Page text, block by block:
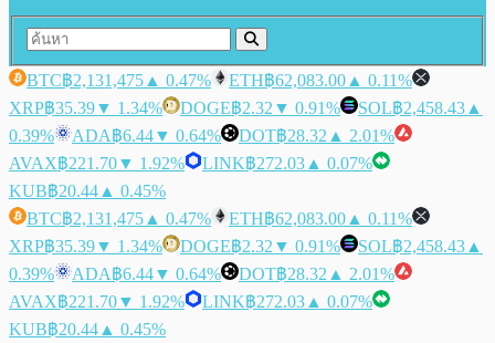
BTC฿2,131,475 ▲ 0.47% ETH฿62,083.00 ▲ 0.11%
XRP฿35.39▼ 1.34% DOGE฿2.32 ▼ 0.91% SOL฿2,458.43 ▲
0.39%
ADA฿6.44▼ 0.64% DOT฿28.32 ▲ 2.01%
AVAX฿221.70▼ 1.92% LINK฿272.03 ▲ 0.07%
KUB฿20.44 ▲ 0.45%
BTC฿2,131,475 ▲ 0.47% ETH฿62,083.00 ▲ 0.11%
XRP฿35.39▼ 1.34% DOGE฿2.32 ▼ 0.91% SOL฿2,458.43 ▲
0.39%
ADA฿6.44▼ 0.64% DOT฿28.32 ▲ 2.01%
AVAX฿221.70▼ 1.92% LINK฿272.03 ▲ 0.07%
KUB฿20.44 ▲ 0.45%